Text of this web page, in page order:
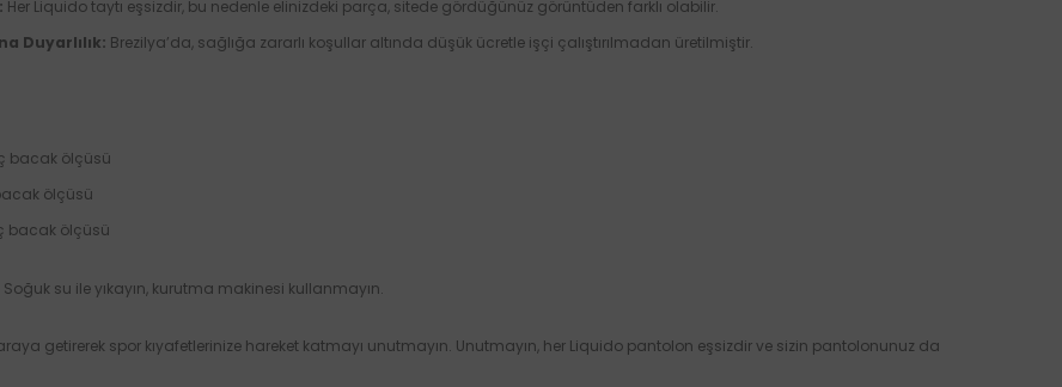
Her Liquido taytı eşsizdir, bu nedenle elinizdeki parça, sitede gördüğünüz görüntüden farklı olabilir.
Duyarlılık: Brezilya’da, sağlığa zararlı koşullar altında düşük ücretle işçi çalıştırılmadan üretilmiştir.
bacak ölçüsü
ölçüsü
bacak ölçüsü
Soğuk su ile yıkayın, kurutma makinesi kullanmayın.
getirerek spor kıyafetlerinize hareket katmayı unutmayın. Unutmayın, her Liquido pantolon eşsizdir ve sizin pantolonunuz da